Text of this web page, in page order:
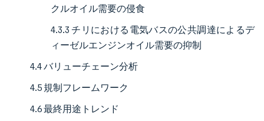
クルオイル需要の侵食
4.3.3 チリにおける電気バスの公共調達によるデ
ィーゼルエンジンオイル需要の抑制
4.4 バリューチェーン分析
4.5 規制フレームワーク
4.6 最終用途トレンド